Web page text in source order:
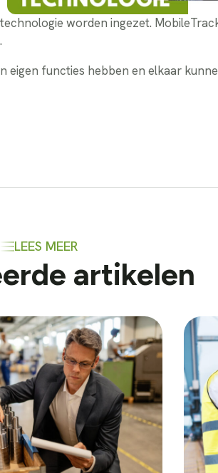
worden ingezet.
eigen functies hebben en elkaar
LEES MEER
artikelen